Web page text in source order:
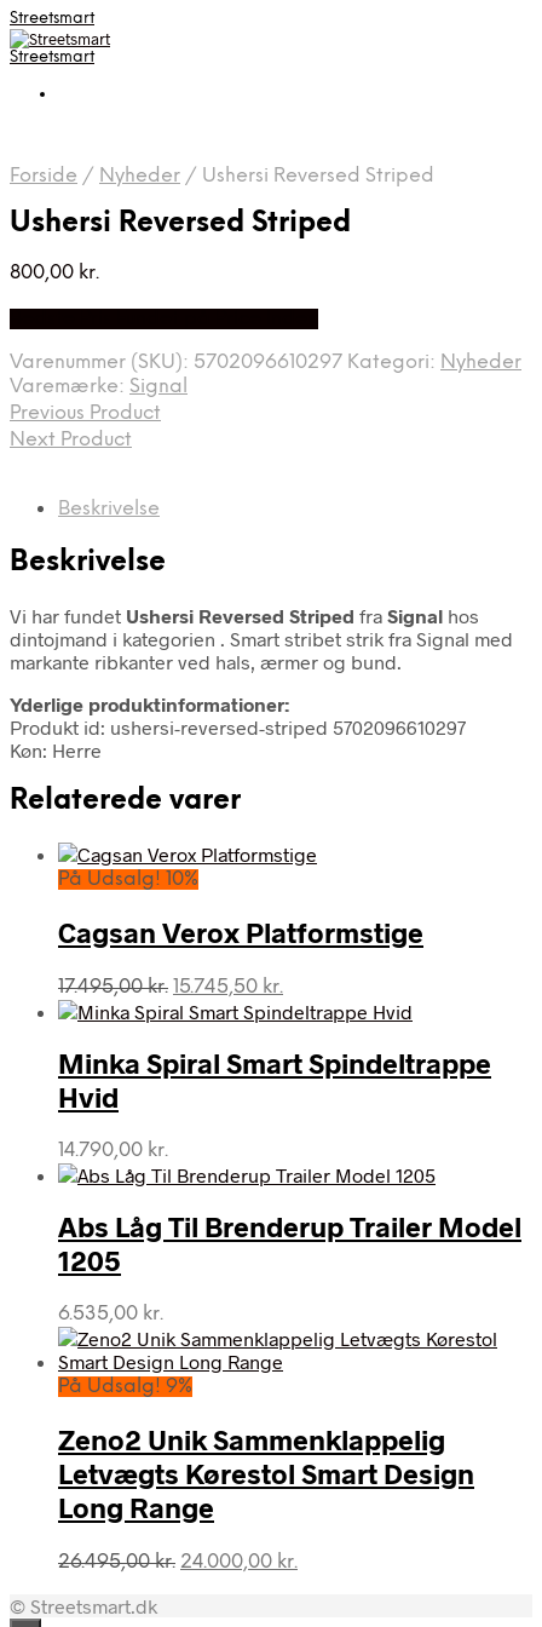
Streetsmart
Streetsmart
Forside / Nyheder / Ushersi Reversed Striped
Ushersi Reversed Striped
800,00 kr.
Varenummer (SKU): 5702096610297 Kategori: Nyheder
Varemærke: Signal
Previous Product
Next Product
Beskrivelse
Beskrivelse
Vi har fundet Ushersi Reversed Striped fra Signal hos
dintojmand i kategorien . Smart stribet strik fra Signal med
markante ribkanter ved hals, ærmer og bund.
Yderlige produktinformationer:
Produkt id: ushersi-reversed-striped 5702096610297
Køn: Herre
Relaterede varer
På Udsalg! 10%
Cagsan Verox Platformstige
17.495,00kr. Den
oprindelige
var:
17.495,00 kr..
15.745,50 kr.
aktuelle
er:
15.745,50 kr..
Minka Spiral Smart Spindeltrappe
Hvid
14.790,00 kr.
Abs Låg Til Brenderup Trailer Model
1205
6.535,00 kr.
På Udsalg! 9%
Zeno2 Unik Sammenklappelig
Letvægts Kørestol Smart Design
Long Range
26.495,00kr. Den
24.000,00 kr.
© Streetsmart.dk